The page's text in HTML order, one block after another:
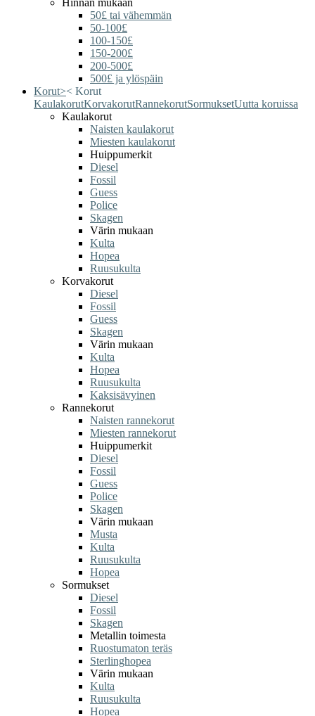
Hinnan mukaan
50£ tai vähemmän
50-100£
100-150£
150-200£
200-500£
500£ ja ylöspäin
Korut>< Korut
KaulakorutKorvakorutRannekorutSormuksetUutta koruissa
Kaulakorut
Naisten kaulakorut
Miesten kaulakorut
Huippumerkit
Diesel
Fossil
Guess
Police
Skagen
Värin mukaan
Kulta
Hopea
Ruusukulta
Korvakorut
Diesel
Fossil
Guess
Skagen
Värin mukaan
Kulta
Hopea
Ruusukulta
Kaksisävyinen
Rannekorut
Naisten rannekorut
Miesten rannekorut
Huippumerkit
Diesel
Fossil
Guess
Police
Skagen
Värin mukaan
Musta
Kulta
Ruusukulta
Hopea
Sormukset
Diesel
Fossil
Skagen
Metallin toimesta
Ruostumaton teräs
Sterlinghopea
Värin mukaan
Kulta
Ruusukulta
Hopea